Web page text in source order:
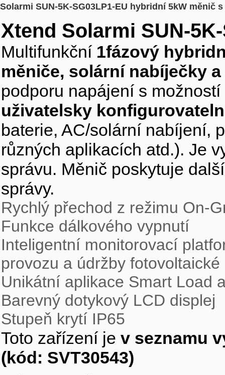
Solarmi SUN-5K-SG03LP1-EU hybridní 5kW měnič
Xtend Solarmi SUN-
Multifunkční 1fázový
měniče, solární nabíječky
podporu napájení s
uživatelsky
baterie, AC/solární nabíjení,
různých aplikacích atd.). Je
správu. Měnič poskytuje
správy.
Rychlý přechod z režimu On-
Funkce dálkového vypnutí
Inteligentní monitorovací
provozu a údržby
Unikátní aplikace Smart Load
Barevný dotykový LCD displej
Stupeň krytí IP65
Toto zařízení je v seznamu
(kód: SVT30543)